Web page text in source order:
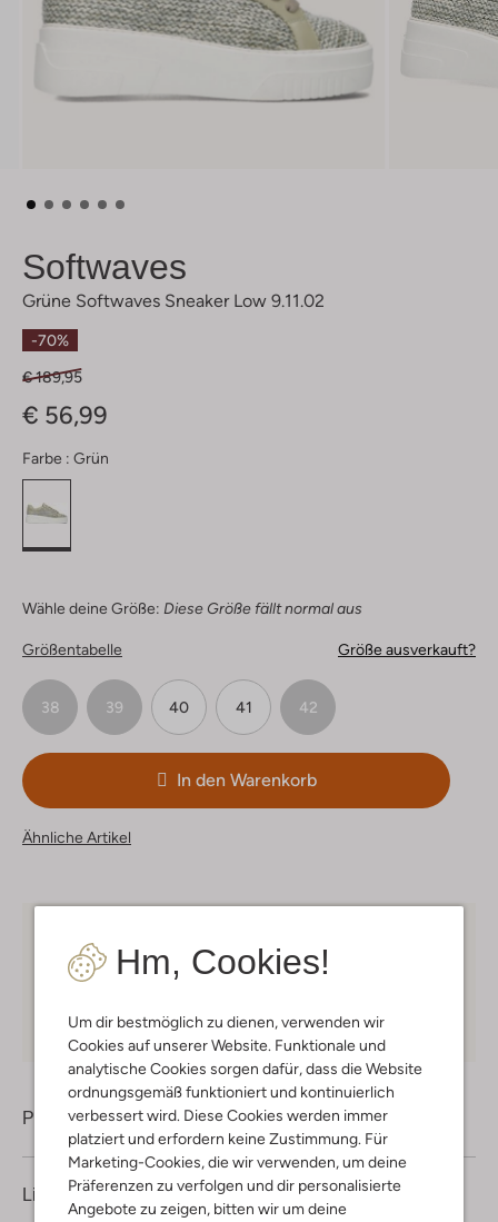
Hm, Cookies!
Um dir bestmöglich zu dienen, verwenden wir
Cookies auf unserer Website. Funktionale und
analytische Cookies sorgen dafür, dass die Website
ordnungsgemäß funktioniert und kontinuierlich
verbessert wird. Diese Cookies werden immer
platziert und erfordern keine Zustimmung. Für
Marketing-Cookies, die wir verwenden, um deine
Präferenzen zu verfolgen und dir personalisierte
Angebote zu zeigen, bitten wir um deine
Softwaves
Grüne Softwaves Sneaker Low 9.11.02
-70%
€ 189,95
€ 56,99
Farbe : Grün
Wähle deine Größe: Diese Größe fällt normal aus
Größentabelle Größe ausverkauft?
38 39 40 41 42
In den Warenkorb
Ähnliche Artikel
Kostenloser Versand
Mitglieder in Deutschland
Produktinformation
Lieferung & Rückgabe